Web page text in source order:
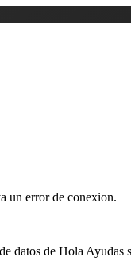
un error de conexion.
datos de Hola Ayudas